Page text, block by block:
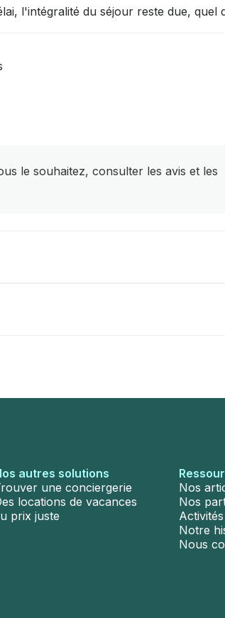
l'intégralité du séjour reste due, quel
le souhaitez, consulter les avis et les
autres solutions
une conciergerie
locations de vacances
prix juste
Nos
Nos
Notre
Nous